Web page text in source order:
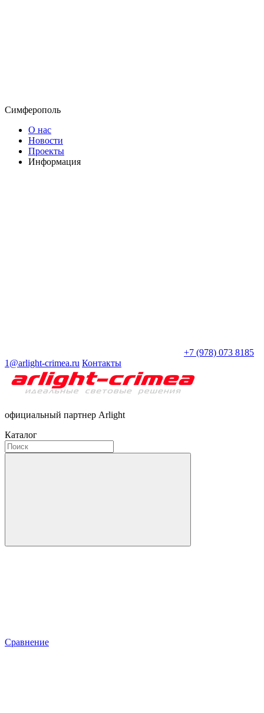
Симферополь
О нас
Новости
Проекты
Информация
+7 (978) 073 8185
1@arlight-crimea.ru Контакты
официальный партнер Arlight
Каталог
Сравнение